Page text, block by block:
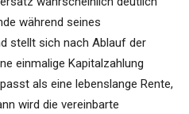
während seines
stellt sich nach Ablauf der
einmalige Kapitalzahlung
als eine lebenslange Rente,
wird die vereinbarte